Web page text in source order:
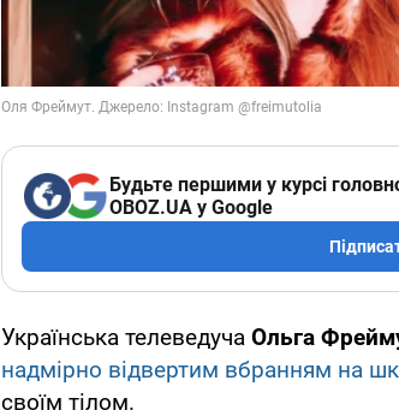
Будьте першими у курсі
OBOZ.UA у Google
Українська телеведуча Ольга
надмірно відвертим вбранням на
своїм тілом.